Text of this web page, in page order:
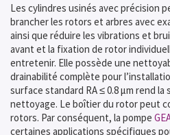
Les cylindres usinés avec précision
brancher les rotors et arbres avec
ainsi que réduire les vibrations et
avant et la fixation de rotor
entretenir. Elle possède une
drainabilité complète pour
surface standard RA ≤ 0.8 μm rend
nettoyage. Le boîtier du rotor peut
rotors. Par conséquent, la pompe
certaines applications spécifiques